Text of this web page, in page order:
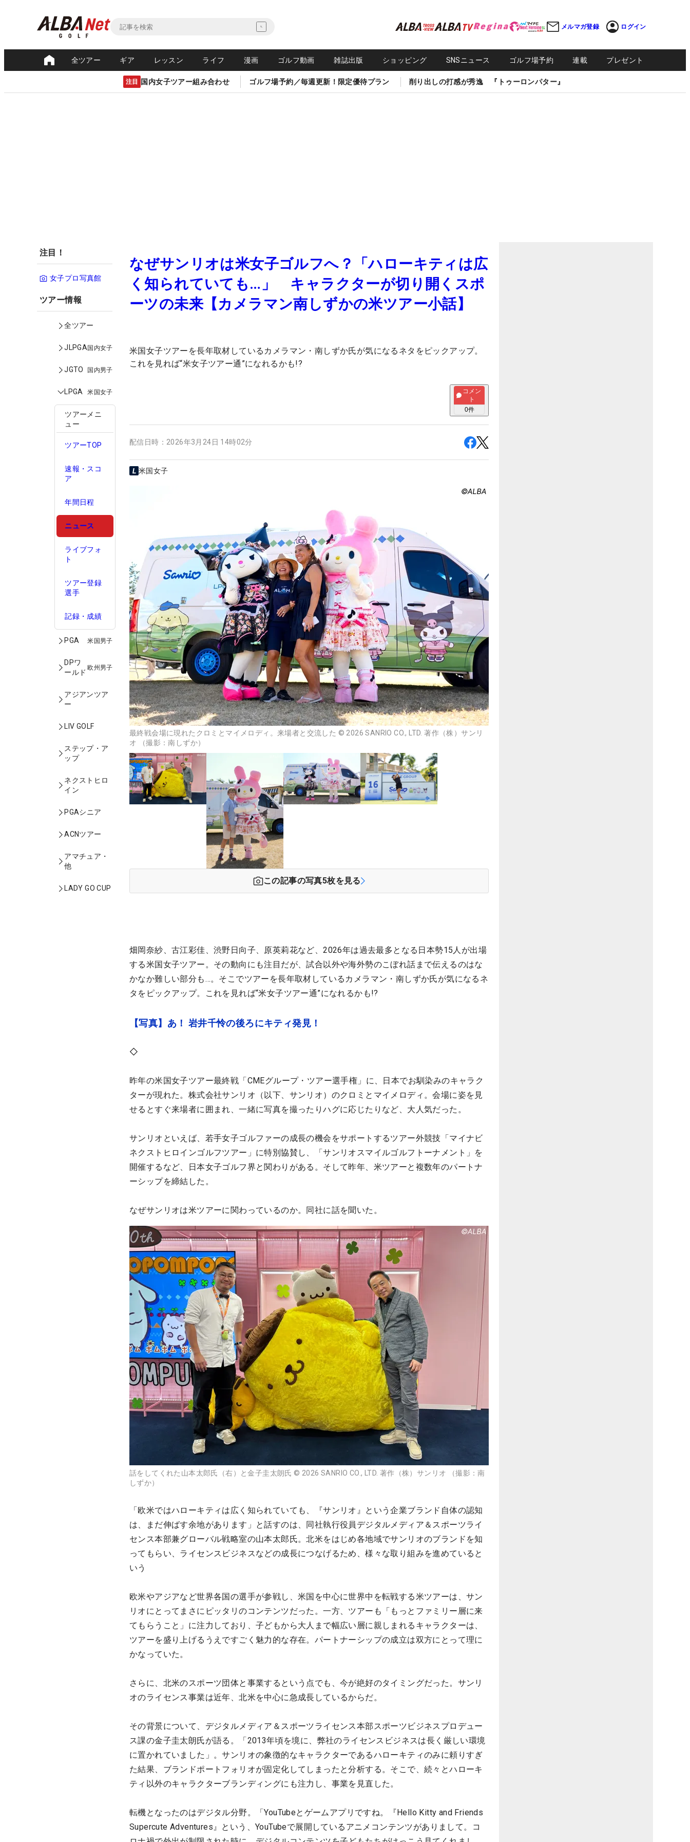
メルマガ登録 ログイン
全ツアー ギア レッスン ライフ 漫画 ゴルフ動画 雑誌出版 ショッピング SNSニュース ゴルフ場予約 連載 プレゼント
注目 国内女子ツアー組み合わせ ゴルフ場予約／毎週更新！限定優待プラン 削り出しの打感が秀逸 『トゥーロンパター』
注目！
女子プロ写真館
ツアー情報
全ツアー
JLPGA国内女子
JGTO 国内男子
LPGA 米国女子
ツアーメニ
ュー
ツアーTOP
速報・スコ
ア
年間日程
ニュース
ライブフォ
ト
ツアー登録
選手
記録・成績
PGA 米国男子
DPワ
ールド
欧州男子
アジアンツア
ー
LIV GOLF
ステップ・ア
ップ
ネクストヒロ
イン
PGAシニア
ACNツアー
アマチュア・
他
LADY GO CUP
なぜサンリオは米女子ゴルフへ？「ハローキティは広
く知られていても…」 キャラクターが切り開くスポ
ーツの未来【カメラマン南しずかの米ツアー小話】
米国女子ツアーを長年取材しているカメラマン・南しずか氏が気になるネタをピックアップ。
これを見れば“米女子ツアー通”になれるかも!?
コメン
ト
0件
配信日時： 2026年3月24日 14時02分
米国女子
最終戦会場に現れたクロミとマイメロディ。来場者と交流した ©︎ 2026 SANRIO CO., LTD. 著作（株）サンリ
オ （撮影：南しずか）
この記事の写真5枚を見る
畑岡奈紗、古江彩佳、渋野日向子、原英莉花など、2026年は過去最多となる日本勢15人が出場
する米国女子ツアー。その動向にも注目だが、試合以外や海外勢のこぼれ話まで伝えるのはな
かなか難しい部分も…。そこでツアーを長年取材しているカメラマン・南しずか氏が気になるネ
タをピックアップ。これを見れば“米女子ツアー通”になれるかも!?
【写真】あ！ 岩井千怜の後ろにキティ発見！
◇
昨年の米国女子ツアー最終戦「CMEグループ・ツアー選手権」に、日本でお馴染みのキャラク
ターが現れた。株式会社サンリオ（以下、サンリオ）のクロミとマイメロディ。会場に姿を見
せるとすぐ来場者に囲まれ、一緒に写真を撮ったりハグに応じたりなど、大人気だった。
サンリオといえば、若手女子ゴルファーの成長の機会をサポートするツアー外競技「マイナビ
ネクストヒロインゴルフツアー」に特別協賛し、「サンリオスマイルゴルフトーナメント」を
開催するなど、日本女子ゴルフ界と関わりがある。そして昨年、米ツアーと複数年のパートナ
ーシップを締結した。
なぜサンリオは米ツアーに関わっているのか。同社に話を聞いた。
話をしてくれた山本太郎氏（右）と金子圭太朗氏 ©︎ 2026 SANRIO CO., LTD. 著作（株）サンリオ （撮影：南
しずか）
「欧米ではハローキティは広く知られていても、『サンリオ』という企業ブランド自体の認知
は、まだ伸ばす余地があります」と話すのは、同社執行役員デジタルメディア＆スポーツライ
センス本部兼グローバル戦略室の山本太郎氏。北米をはじめ各地域でサンリオのブランドを知
ってもらい、ライセンスビジネスなどの成長につなげるため、様々な取り組みを進めていると
いう
欧米やアジアなど世界各国の選手が参戦し、米国を中心に世界中を転戦する米ツアーは、サン
リオにとってまさにピッタリのコンテンツだった。一方、ツアーも「もっとファミリー層に来
てもらうこと」に注力しており、子どもから大人まで幅広い層に親しまれるキャラクターは、
ツアーを盛り上げるうえですごく魅力的な存在。パートナーシップの成立は双方にとって理に
かなっていた。
さらに、北米のスポーツ団体と事業するという点でも、今が絶好のタイミングだった。サンリ
オのライセンス事業は近年、北米を中心に急成長しているからだ。
その背景について、デジタルメディア＆スポーツライセンス本部スポーツビジネスプロデュー
ス課の金子圭太朗氏が語る。「2013年頃を境に、弊社のライセンスビジネスは長く厳しい環境
に置かれていました」。サンリオの象徴的なキャラクターであるハローキティのみに頼りすぎ
た結果、ブランドポートフォリオが固定化してしまったと分析する。そこで、続々とハローキ
ティ以外のキャラクターブランディングにも注力し、事業を見直した。
転機となったのはデジタル分野。「YouTubeとゲームアプリですね。『Hello Kitty and Friends
Supercute Adventures』という、YouTubeで展開しているアニメコンテンツがありまして。コ